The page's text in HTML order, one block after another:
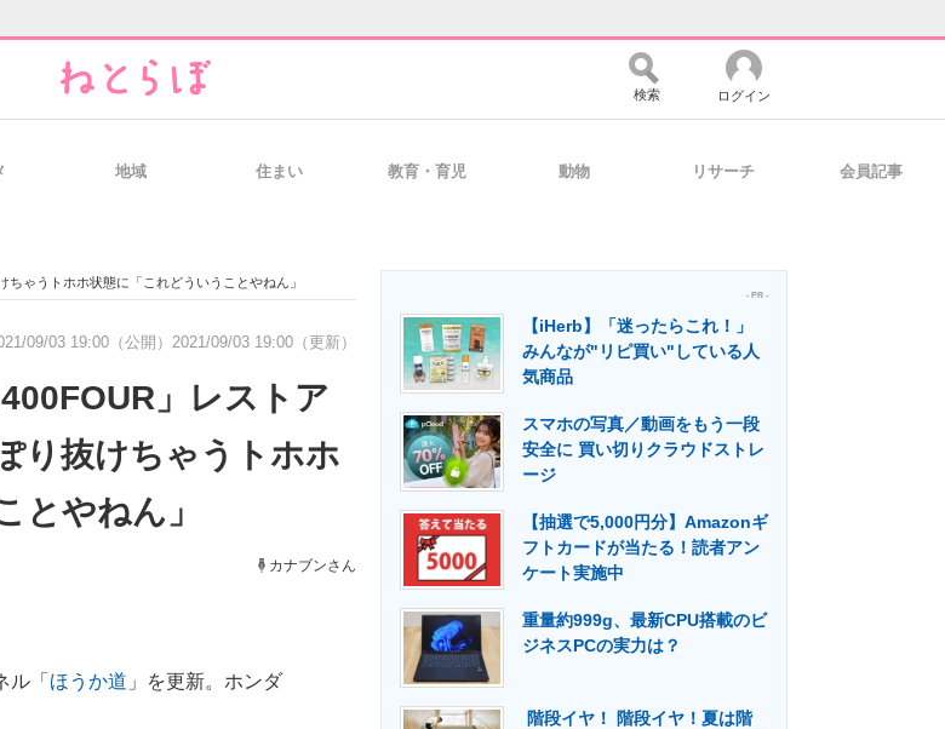
経営リーダーのコミュニティ マーケ×ITの今がよく分かる
IT製品の技術・比較・事例 製造業のIT導入・活用を支援
エネルギーの専門メディア 建設×テクノロジーの最前線
検索 ログイン
地域 住まい 教育・育児 動物 リサーチ 会員記事
ゃうトホホ状態に「これどういうことやねん」
09/03 19:00（公開） 2021/09/03 19:00（更新）
」レストア
り抜けちゃうトホホ
とやねん」
カナブンさん
「 ほうか道 」を更新。ホンダ
- PR -
【iHerb】「迷ったらこれ！」
みんなが"リピ買い"している人
気商品
スマホの写真／動画をもう一段
安全に 買い切りクラウドストレ
ージ
【抽選で5,000円分】Amazonギ
フトカードが当たる！読者アン
ケート実施中
重量約999g、最新CPU搭載のビ
ジネスPCの実力は？
階段イヤ！ 階段イヤ！夏は階